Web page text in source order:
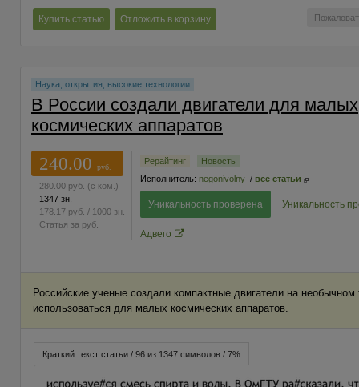
Купить статью Отложить в корзину
Наука, открытия, высокие технологии
В России создали двигатели для малых
космических аппаратов
240.00
руб.
280.00 руб. (с ком.)
1347 зн.
178.17 руб. / 1000 зн.
Статья за руб.
Рерайтинг
Новость
Исполнитель: negonivolny / все статьи
Уникальность проверена Уникальность
Адвего
Российские ученые создали компактные двигатели на
использоваться для малых космических аппаратов.
Краткий текст статьи / 96 из 1347 символов / 7%